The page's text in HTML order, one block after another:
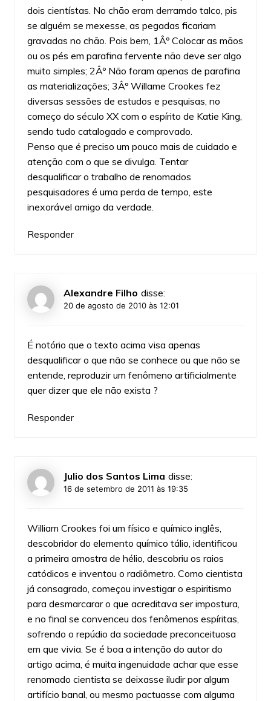
dois cientístas. No chão eram derramdo talco, pis
se alguém se mexesse, as pegadas ficariam
gravadas no chão. Pois bem, 1Âº Colocar as mãos
ou os pés em parafina fervente não deve ser algo
muito simples; 2Âº Não foram apenas de parafina
as materializações; 3Âº Willame Crookes fez
diversas sessões de estudos e pesquisas, no
começo do século XX com o espírito de Katie King,
sendo tudo catalogado e comprovado.
Penso que é preciso um pouco mais de cuidado e
atenção com o que se divulga. Tentar
desqualificar o trabalho de renomados
pesquisadores é uma perda de tempo, este
inexorável amigo da verdade.
Responder
Alexandre Filho disse:
20 de agosto de 2010 às 12:01
É notório que o texto acima visa apenas
desqualificar o que não se conhece ou que não se
entende, reproduzir um fenômeno artificialmente
quer dizer que ele não exista ?
Responder
Julio dos Santos Lima disse:
16 de setembro de 2011 às 19:35
William Crookes foi um físico e químico inglês,
descobridor do elemento químico tálio, identificou
a primeira amostra de hélio, descobriu os raios
catódicos e inventou o radiômetro. Como cientista
já consagrado, começou investigar o espiritismo
para desmarcarar o que acreditava ser impostura,
e no final se convenceu dos fenômenos espíritas,
sofrendo o repúdio da sociedade preconceituosa
em que vivia. Se é boa a intenção do autor do
artigo acima, é muita ingenuidade achar que esse
renomado cientista se deixasse iludir por algum
artifício banal, ou mesmo pactuasse com alguma